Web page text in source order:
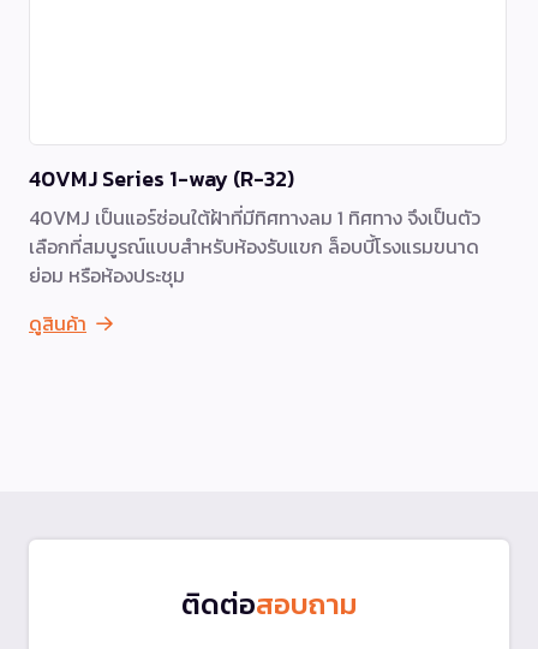
40VMJ Series 1-way (R-32)
40VMJ เป็นแอร์ซ่อนใต้ฝ้าที่มีทิศทางลม 1 ทิศทาง จึงเป็นตัว
เลือกที่สมบูรณ์แบบสำหรับห้องรับแขก ล็อบบี้โรงแรมขนาด
ย่อม หรือห้องประชุม
ดูสินค้า
ติดต่อสอบถาม